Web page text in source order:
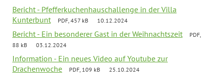
Bericht - Pfefferkuchenhauschallenge in der Villa
Kunterbunt
PDF, 457 kB 10.12.2024
Bericht - Ein besonderer Gast in der Weihnachtszeit
PDF,
88 kB
03.12.2024
Information - Ein neues Video auf Youtube zur
Drachenwoche
PDF, 109 kB 25.10.2024